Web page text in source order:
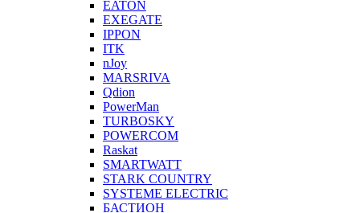
EATON
EXEGATE
IPPON
ITK
nJoy
MARSRIVA
Qdion
PowerMan
TURBOSKY
POWERCOM
Raskat
SMARTWATT
STARK COUNTRY
SYSTEME ELECTRIC
БАСТИОН